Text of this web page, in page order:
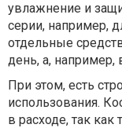
увлажнение и
серии, например,
отдельные
день, а, например,
При этом, есть
использования.
в расходе, так как